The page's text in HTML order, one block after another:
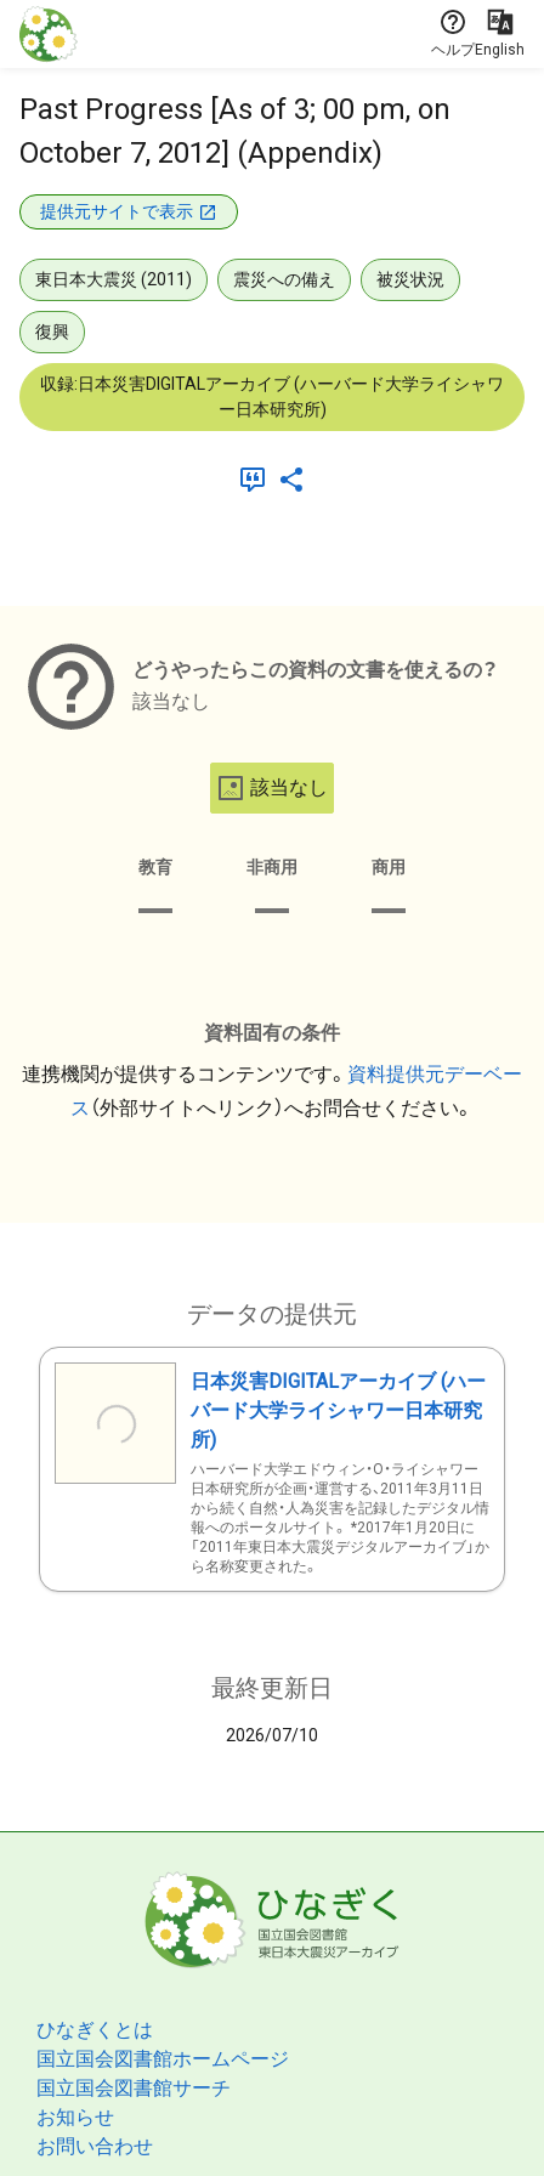
本文に飛ぶ
ヘルプEnglish
Past Progress [As of 3; 00 pm, on
October 7, 2012] (Appendix)
提供元サイトで表示
東日本大震災 (2011) 震災への備え 被災状況
復興
収録:日本災害DIGITALアーカイブ (ハーバード大学ライシャワ
ー日本研究所)
どうやったらこの資料の文書を使えるの？
該当なし
該当なし
教育 非商用 商用
資料固有の条件
連携機関が提供するコンテンツです。 資料提供元デーベー
ス （外部サイトへリンク）へお問合せください。
データの提供元
日本災害DIGITALアーカイブ (ハー
バード大学ライシャワー日本研究
所)
ハーバード大学エドウィン・O・ライシャワー
日本研究所が企画・運営する、2011年3月11日
から続く自然・人為災害を記録したデジタル情
報へのポータルサイト。 *2017年1月20日に
「2011年東日本大震災デジタルアーカイブ」か
ら名称変更された。
最終更新日
2026/07/10
ひなぎくとは
国立国会図書館ホームページ
国立国会図書館サーチ
お知らせ
お問い合わせ